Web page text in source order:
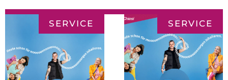
SERVICE SERVICE